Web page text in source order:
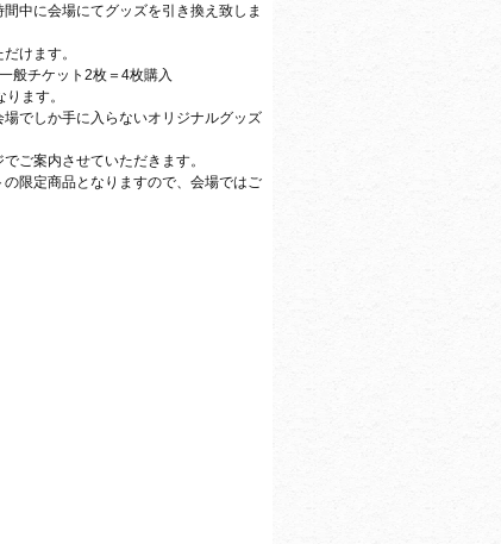
中に会場にてグッズを引き換え致しま
けます。
般チケット2枚＝4枚購入
ます。
でしか手に入らないオリジナルグッズ
ご案内させていただきます。
限定商品となりますので、会場ではご